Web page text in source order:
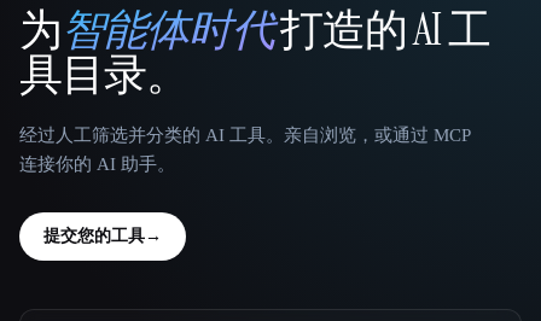
That AI Collection
为智能体时代打造的 AI 工
具目录。
经过人工筛选并分类的 AI 工具。亲自浏览，或通过 MCP
连接你的 AI 助手。
提交您的工具→